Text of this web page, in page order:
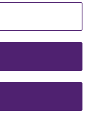
- Alle rechten